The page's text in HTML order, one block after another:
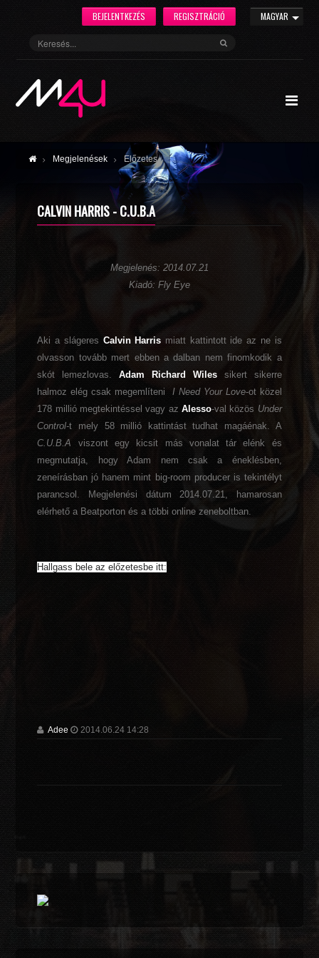
MAGYAR
REGISZTRÁCIÓ
BEJELENTKEZÉS
Megjelenések Előzetes
CALVIN HARRIS - C.U.B.A
Megjelenés: 2014.07.21
Kiadó: Fly Eye
Aki a slágeres Calvin Harris miatt kattintott ide az ne is
olvasson tovább mert ebben a dalban nem finomkodik a
skót lemezlovas.Adam Richard Wilessikert sikerre
halmoz elég csak megemlíteni I Need Your Love-ot közel
178 millió megtekintéssel vagy az Alesso-val közös Under
Control-t mely 58 millió kattintást tudhat magáénak. A
C.U.B.A viszont egy kicsit más vonalat tár elénk és
megmutatja, hogy Adam nem csak a éneklésben,
zeneírásban jó hanem mint big-room producer is tekintélyt
parancsol. Megjelenési dátum 2014.07.21, hamarosan
elérhető a Beatporton és a többi online zeneboltban.
Hallgass bele az előzetesbe itt:
Adee 2014.06.24 14:28